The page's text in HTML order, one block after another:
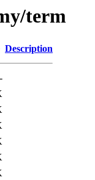
term
Description
-